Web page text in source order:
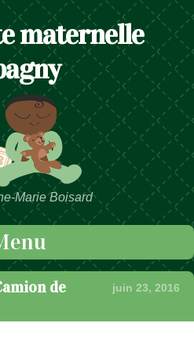
maternelle
Marie Boisard
de
juin 23, 2016